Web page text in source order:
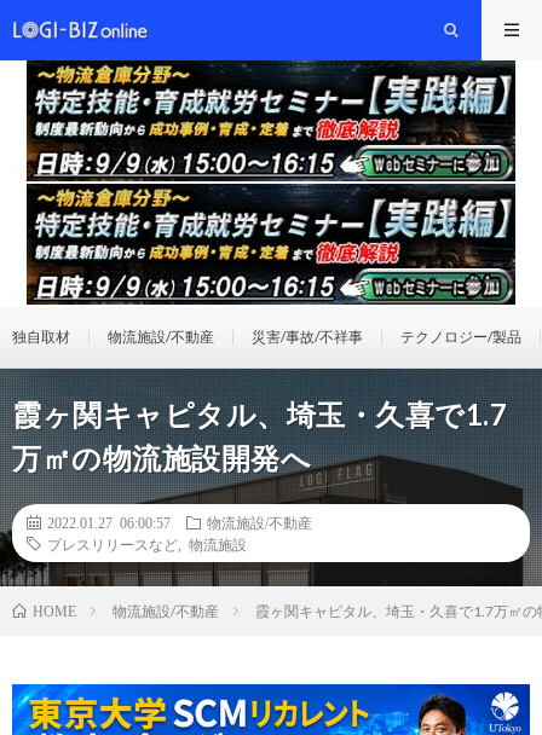
独自取材 物流施設/不動産 災害/事故/不祥事 テクノロジー/製品
霞ヶ関キャピタル、埼玉・久喜で1.7
万㎡の物流施設開発へ
2022.01.27 06:00:57
物流施設/不動産
プレスリリースなど
物流施設
HOME 物流施設/不動産 霞ヶ関キャピタル、埼玉・久喜で1.7万㎡